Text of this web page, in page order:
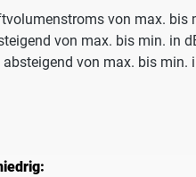
von max.
von max. bis min. in
absteigend von max. bis